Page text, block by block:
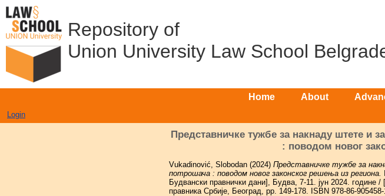
Repository of
Union University Law School
Home About
Login
Представничке тужбе за накнаду штете и
: поводом новог
Vukadinović, Slobodan (2024) Представничке тужбе за
потрошача : поводом новог законског решења из региона.
Будвански правнички дани], Будва, 7-11. јун 2024.
правника Србије, Београд, pp. 149-178. ISBN 978-86-